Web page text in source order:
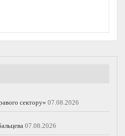
сектору» 07.08.2026
07.08.2026